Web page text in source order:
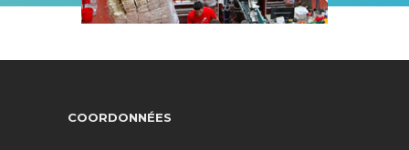
COORDONNÉES